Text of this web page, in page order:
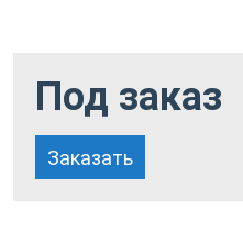
Под заказ
Заказать